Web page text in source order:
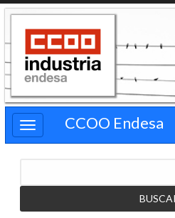
Pasar
contenido
principal
CCOO Endesa